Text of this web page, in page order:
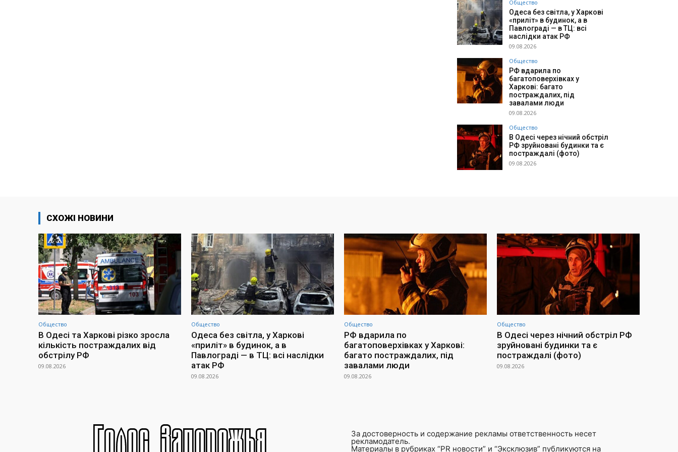
Общество
Одеса без світла, у Харкові
«приліт» в будинок, а в
Павлограді — в ТЦ: всі
наслідки атак РФ
09.08.2026
Общество
РФ вдарила по
багатоповерхівках у
Харкові: багато
постраждалих, під
завалами люди
09.08.2026
Общество
В Одесі через нічний обстріл
РФ зруйновані будинки та є
постраждалі (фото)
09.08.2026
СХОЖІ НОВИНИ
Общество
В Одесі та Харкові різко зросла
кількість постраждалих від
обстрілу РФ
09.08.2026
Общество
Одеса без світла, у Харкові
«приліт» в будинок, а в
Павлограді — в ТЦ: всі наслідки
атак РФ
09.08.2026
Общество
РФ вдарила по
багатоповерхівках у Харкові:
багато постраждалих, під
завалами люди
09.08.2026
Общество
В Одесі через нічний обстріл РФ
зруйновані будинки та є
постраждалі (фото)
09.08.2026
За достоверность и содержание рекламы ответственность несет
рекламодатель.
Материалы в рубриках “PR новости” и “Эксклюзив” публикуются на